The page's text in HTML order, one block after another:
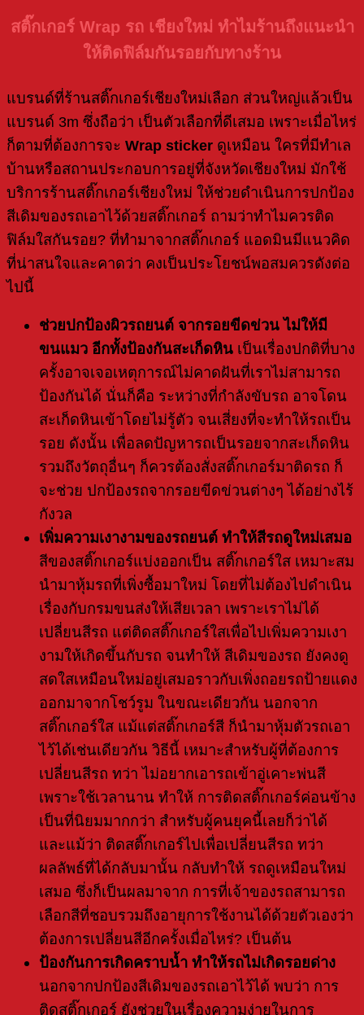
สติ๊กเกอร์ Wrap รถ เชียงใหม่ ทำไมร้านถึงแนะนำ
ให้ติดฟิล์มกันรอยกับทางร้าน
แบรนด์ที่ร้านสติ๊กเกอร์เชียงใหม่เลือก ส่วนใหญ่แล้วเป็น
แบรนด์ 3m ซึ่งถือว่า เป็นตัวเลือกที่ดีเสมอ เพราะเมื่อไหร่
ก็ตามที่ต้องการจะ Wrap sticker ดูเหมือน ใครที่มีทำเล
บ้านหรือสถานประกอบการอยู่ที่จังหวัดเชียงใหม่ มักใช้
บริการร้านสติ๊กเกอร์เชียงใหม่ ให้ช่วยดำเนินการปกป้อง
สีเดิมของรถเอาไว้ด้วยสติ๊กเกอร์ ถามว่าทำไมควรติด
ฟิล์มใสกันรอย? ที่ทำมาจากสติ๊กเกอร์ แอดมินมีแนวคิด
ที่น่าสนใจและคาดว่า คงเป็นประโยชน์พอสมควรดังต่อ
ไปนี้
ช่วยปกป้องผิวรถยนต์ จากรอยขีดข่วน ไม่ให้มี
ขนแมว อีกทั้งป้องกันสะเก็ดหิน เป็นเรื่องปกติที่บาง
ครั้งอาจเจอเหตุการณ์ไม่คาดฝันที่เราไม่สามารถ
ป้องกันได้ นั่นก็คือ ระหว่างที่กำลังขับรถ อาจโดน
สะเก็ดหินเข้าโดยไม่รู้ตัว จนเสี่ยงที่จะทำให้รถเป็น
รอย ดังนั้น เพื่อลดปัญหารถเป็นรอยจากสะเก็ดหิน
รวมถึงวัตถุอื่นๆ ก็ควรต้องสั่งสติ๊กเกอร์มาติดรถ ก็
จะช่วย ปกป้องรถจากรอยขีดข่วนต่างๆ ได้อย่างไร้
กังวล
เพิ่มความเงางามของรถยนต์ ทำให้สีรถดูใหม่เสมอ
สีของสติ๊กเกอร์แบ่งออกเป็น สติ๊กเกอร์ใส เหมาะสม
นำมาหุ้มรถที่เพิ่งซื้อมาใหม่ โดยที่ไม่ต้องไปดำเนิน
เรื่องกับกรมขนส่งให้เสียเวลา เพราะเราไม่ได้
เปลี่ยนสีรถ แต่ติดสติ๊กเกอร์ใสเพื่อไปเพิ่มความเงา
งามให้เกิดขึ้นกับรถ จนทำให้ สีเดิมของรถ ยังคงดู
สดใสเหมือนใหม่อยู่เสมอราวกับเพิ่งถอยรถป้ายแดง
ออกมาจากโชว์รูม ในขณะเดียวกัน นอกจาก
สติ๊กเกอร์ใส แม้แต่สติ๊กเกอร์สี ก็นำมาหุ้มตัวรถเอา
ไว้ได้เช่นเดียวกัน วิธีนี้ เหมาะสำหรับผู้ที่ต้องการ
เปลี่ยนสีรถ ทว่า ไม่อยากเอารถเข้าอู่เคาะพ่นสี
เพราะใช้เวลานาน ทำให้ การติดสติ๊กเกอร์ค่อนข้าง
เป็นที่นิยมมากกว่า สำหรับผู้คนยุคนี้เลยก็ว่าได้
และแม้ว่า ติดสติ๊กเกอร์ไปเพื่อเปลี่ยนสีรถ ทว่า
ผลลัพธ์ที่ได้กลับมานั้น กลับทำให้ รถดูเหมือนใหม่
เสมอ ซึ่งก็เป็นผลมาจาก การที่เจ้าของรถสามารถ
เลือกสีที่ชอบรวมถึงอายุการใช้งานได้ด้วยตัวเองว่า
ต้องการเปลี่ยนสีอีกครั้งเมื่อไหร่? เป็นต้น
ป้องกันการเกิดคราบน้ำ ทำให้รถไม่เกิดรอยด่าง
นอกจากปกป้องสีเดิมของรถเอาไว้ได้ พบว่า การ
ติดสติ๊กเกอร์ ยังช่วยในเรื่องความง่ายในการ